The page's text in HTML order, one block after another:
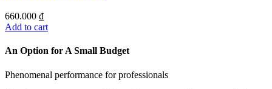
660.000 ₫
Add to cart
An Option for A Small Budget
Phenomenal performance for professionals